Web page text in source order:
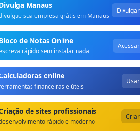
Manaus
sua empresa grátis em Manaus
Divulgar
de Notas Online
rápido sem instalar nada
Acessar
online
financeiras e úteis
Usar
de sites profissionais
rápido e moderno
Criar